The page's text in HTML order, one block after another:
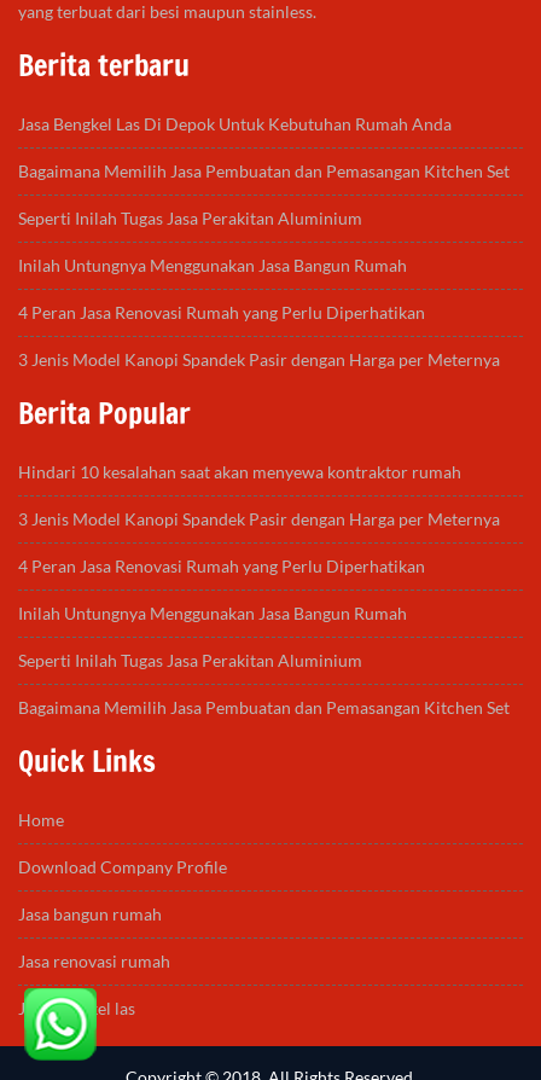
yang terbuat dari besi maupun stainless.
Berita terbaru
Jasa Bengkel Las Di Depok Untuk Kebutuhan Rumah Anda
Bagaimana Memilih Jasa Pembuatan dan Pemasangan Kitchen Set
Seperti Inilah Tugas Jasa Perakitan Aluminium
Inilah Untungnya Menggunakan Jasa Bangun Rumah
4 Peran Jasa Renovasi Rumah yang Perlu Diperhatikan
3 Jenis Model Kanopi Spandek Pasir dengan Harga per Meternya
Berita Popular
Hindari 10 kesalahan saat akan menyewa kontraktor rumah
3 Jenis Model Kanopi Spandek Pasir dengan Harga per Meternya
4 Peran Jasa Renovasi Rumah yang Perlu Diperhatikan
Inilah Untungnya Menggunakan Jasa Bangun Rumah
Seperti Inilah Tugas Jasa Perakitan Aluminium
Bagaimana Memilih Jasa Pembuatan dan Pemasangan Kitchen Set
Quick Links
Home
Download Company Profile
Jasa bangun rumah
Jasa renovasi rumah
Jasa bengkel las